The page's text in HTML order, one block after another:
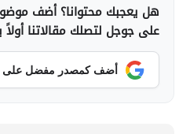
هل يعجبك محتوانا؟ أضف
على جوجل لتصلك مقالاتنا
أضف كمصدر مفضل على Google